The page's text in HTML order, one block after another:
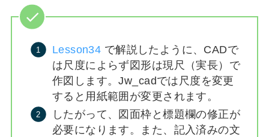
Lesson34 で解説したように、CADで
は尺度によらず図形は現尺（実長）で
作図します。Jw_cadでは尺度を変更
すると用紙範囲が変更されます。
したがって、図面枠と標題欄の修正が
必要になります。また、記入済みの文